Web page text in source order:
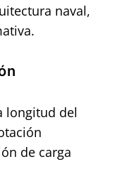
naval,
longitud del
de carga